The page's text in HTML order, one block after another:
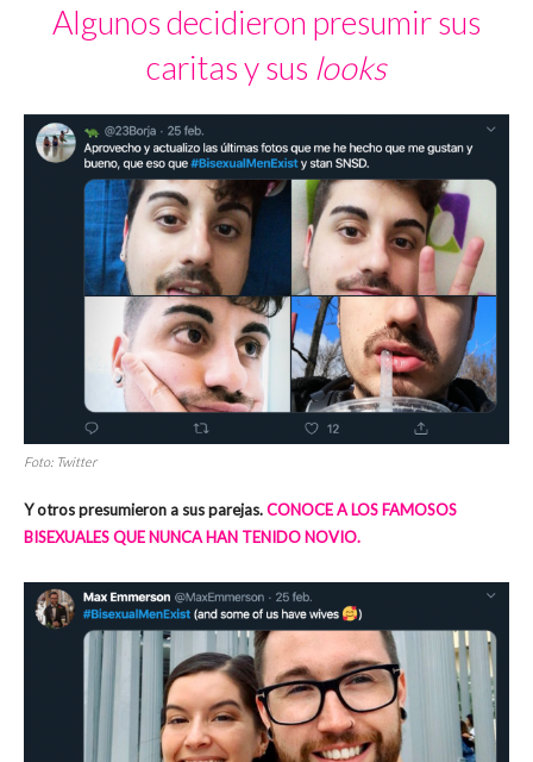
Algunos decidieron presumir sus
caritas y sus looks
Foto: Twitter
Y otros presumieron a sus parejas.CONOCE A LOS FAMOSOS
BISEXUALES QUE NUNCA HAN TENIDO NOVIO.